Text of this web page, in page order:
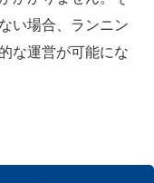
い場合、ランニン
な運営が可能にな